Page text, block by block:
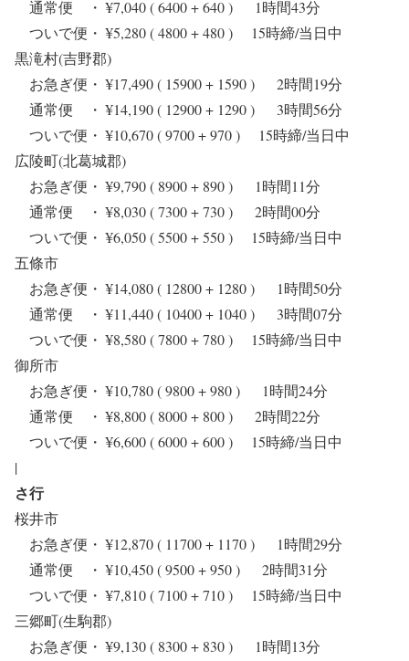
通常便 ・ ¥7,040 ( 6400 + 640 ) 1時間43分
ついで便・ ¥5,280 ( 4800 + 480 ) 15時締/当日中
黒滝村(吉野郡)
お急ぎ便・ ¥17,490 ( 15900 + 1590 ) 2時間19分
通常便 ・ ¥14,190 ( 12900 + 1290 ) 3時間56分
ついで便・ ¥10,670 ( 9700 + 970 ) 15時締/当日中
広陵町(北葛城郡)
お急ぎ便・ ¥9,790 ( 8900 + 890 ) 1時間11分
通常便 ・ ¥8,030 ( 7300 + 730 ) 2時間00分
ついで便・ ¥6,050 ( 5500 + 550 ) 15時締/当日中
五條市
お急ぎ便・ ¥14,080 ( 12800 + 1280 ) 1時間50分
通常便 ・ ¥11,440 ( 10400 + 1040 ) 3時間07分
ついで便・ ¥8,580 ( 7800 + 780 ) 15時締/当日中
御所市
お急ぎ便・ ¥10,780 ( 9800 + 980 ) 1時間24分
通常便 ・ ¥8,800 ( 8000 + 800 ) 2時間22分
ついで便・ ¥6,600 ( 6000 + 600 ) 15時締/当日中
|
さ行
桜井市
お急ぎ便・ ¥12,870 ( 11700 + 1170 ) 1時間29分
通常便 ・ ¥10,450 ( 9500 + 950 ) 2時間31分
ついで便・ ¥7,810 ( 7100 + 710 ) 15時締/当日中
三郷町(生駒郡)
お急ぎ便・ ¥9,130 ( 8300 + 830 ) 1時間13分